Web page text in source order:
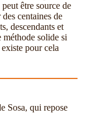
être source de
centaines de
descendants et
méthode solide si
pour cela
Sosa, qui repose